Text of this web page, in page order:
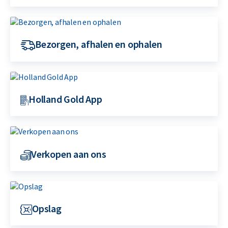
Bezorgen, afhalen en ophalen
Holland Gold App
Verkopen aan ons
Opslag